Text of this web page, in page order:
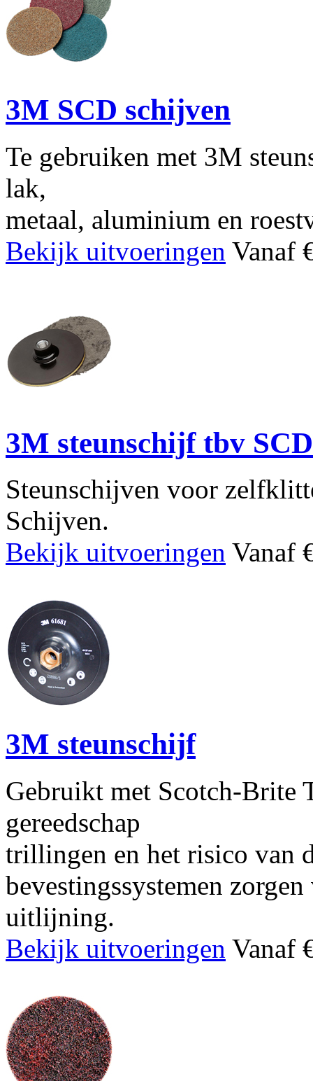
3M SCD schijven
Te gebruiken met 3M
lak,
metaal, aluminium en
Bekijk uitvoeringen Vanaf
3M steunschijf tbv SCD
Steunschijven voor
Schijven.
Bekijk uitvoeringen Vanaf
3M steunschijf
Gebruikt met Scotch-Brite
gereedschap
trillingen en het risico van
bevestingssystemen
uitlijning.
Bekijk uitvoeringen Vanaf